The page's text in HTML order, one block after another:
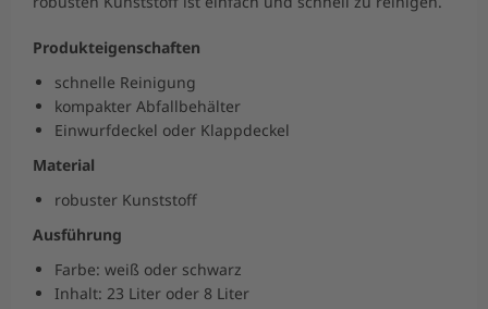
Produkteigenschaften
schnelle Reinigung
kompakter Abfallbehälter
Einwurfdeckel oder Klappdeckel
Material
robuster Kunststoff
Ausführung
Farbe: weiß oder schwarz
Inhalt: 23 Liter oder 8 Liter